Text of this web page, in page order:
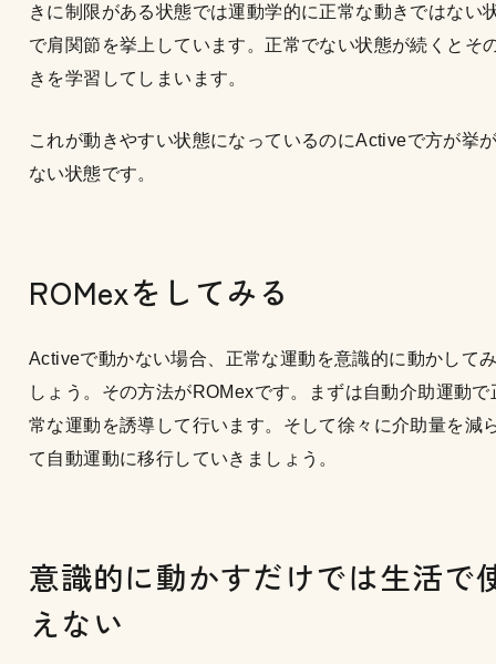
きに制限がある状態では運動学的に正常な動きではない
で肩関節を挙上しています。正常でない状態が続くとそ
きを学習してしまいます。
これが動きやすい状態になっているのにActiveで方が挙
ない状態です。
ROMexをしてみる
Activeで動かない場合、正常な運動を意識的に動かして
しょう。その方法がROMexです。まずは自動介助運動で
常な運動を誘導して行います。そして徐々に介助量を減
て自動運動に移行していきましょう。
意識的に動かすだけでは生活で
えない